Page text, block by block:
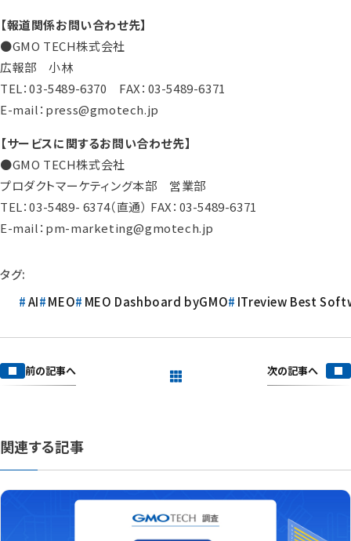
【報道関係お問い合わせ先】
●GMO TECH株式会社
広報部 小林
TEL：03-5489-6370 FAX：03-5489-6371
E-mail：press@gmotech.jp
【サービスに関するお問い合わせ先】
●GMO TECH株式会社
プロダクトマーケティング本部 営業部
TEL：03-5489- 6374（直通） FAX：03-5489-6371
E-mail：pm-marketing@gmotech.jp
タグ:
AI
MEO MEO Dashboard byGMO ITreview Best
前の記事へ 次の記事へ
関連する記事